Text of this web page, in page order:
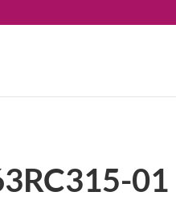
01